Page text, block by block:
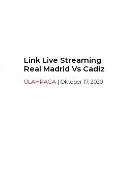
Link Live Streaming
Real Madrid Vs Cadiz
OLAHRAGA| Oktober 17, 2020